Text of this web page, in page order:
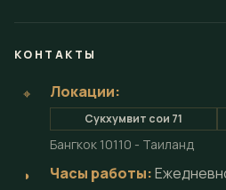
Обучение тайскому
Бангкоке через практику.
Практические курсы тайского
процедур и профессиональные
Бангкоке от Loft Thai Spa.